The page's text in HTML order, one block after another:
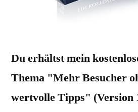
Du erhältst mein
Thema "Mehr Besucher
wertvolle Tipps" (Version